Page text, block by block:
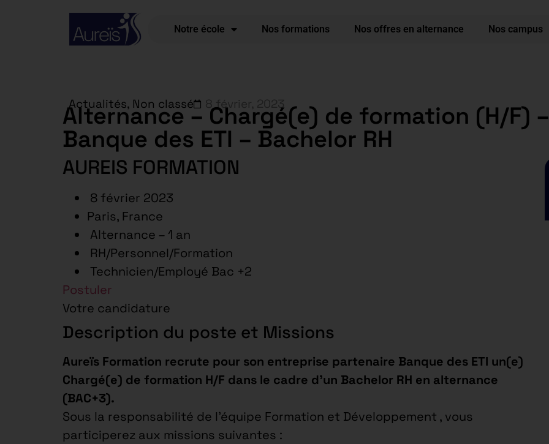
Notre école Nos formations Nos offres en alternance Nos campus
Actualités, Non classé 8 février, 2023
Alternance – Chargé(e) de formation (H/F) –
Banque des ETI – Bachelor RH
AUREIS FORMATION
8 février 2023
Paris, France
Alternance – 1 an
RH/Personnel/Formation
Technicien/Employé Bac +2
Postuler
Votre candidature
Description du poste et Missions
Aureïs Formation recrute pour son entreprise partenaire Banque des ETI un(e)
Chargé(e) de formation H/F dans le cadre d’un Bachelor RH en alternance
(BAC+3).
Sous la responsabilité de l’équipe Formation et Développement , vous
participerez aux missions suivantes :